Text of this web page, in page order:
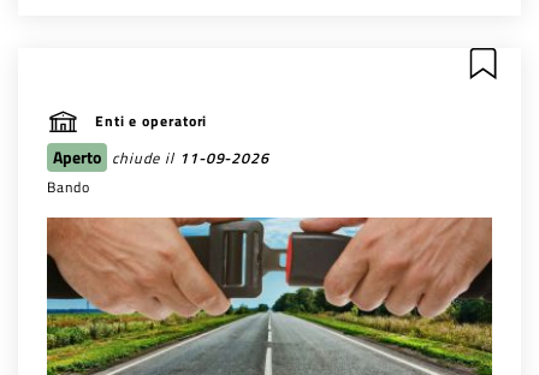
Enti e operatori
Aperto chiude il 11-09-2026
Bando